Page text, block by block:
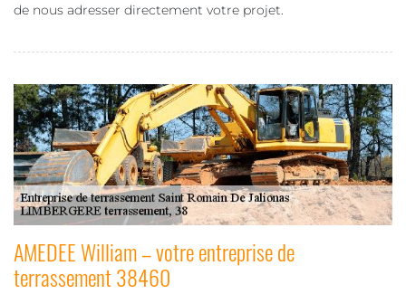
de nous adresser directement votre projet.
AMEDEE William – votre entreprise de
terrassement 38460